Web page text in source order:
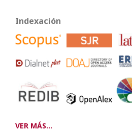
Indexación
VER MÁS...